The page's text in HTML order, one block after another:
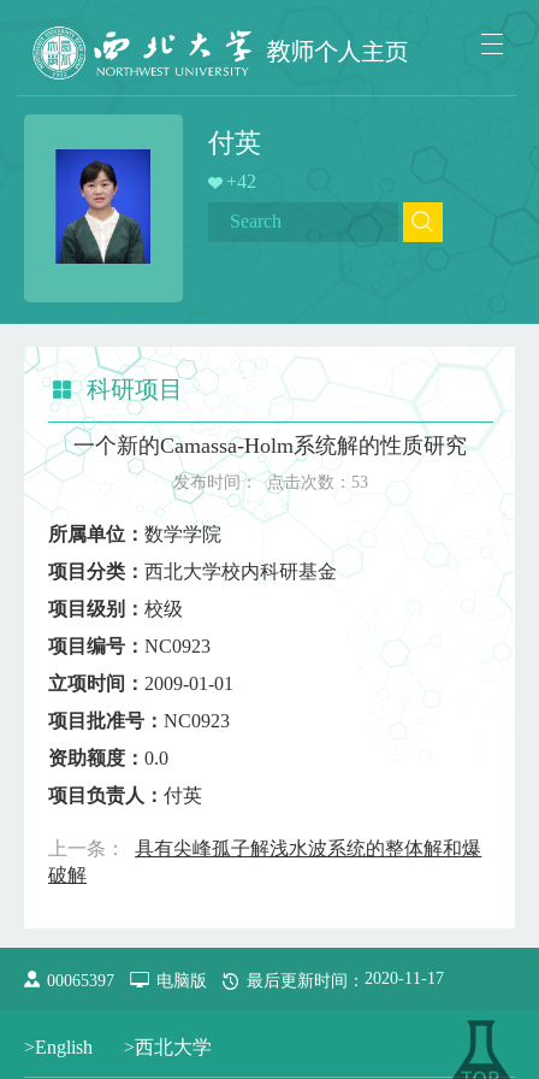
付英
+42
科研项目
一个新的Camassa-Holm系统解的性质研究
发布时间：点击次数： 53
所属单位： 数学学院
项目分类： 西北大学校内科研基金
项目级别： 校级
项目编号： NC0923
立项时间： 2009-01-01
项目批准号： NC0923
资助额度： 0.0
项目负责人： 付英
上一条：
具有尖峰孤子解浅水波系统的整体解和爆
破解
00065397 电脑版 最后更新时间： 2020-11-17
>English >西北大学